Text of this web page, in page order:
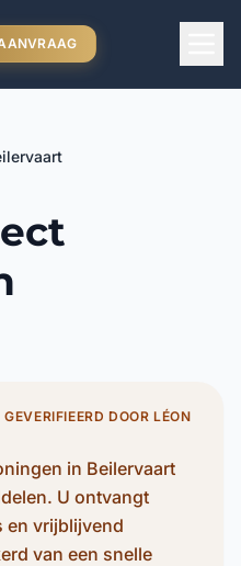
DOOR LÉON
in Beilervaart
U ontvangt
en vrijblijvend
van een snelle